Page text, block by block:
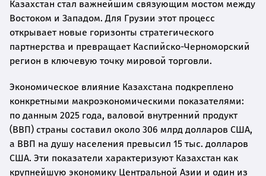
Казахстан стал важнейшим связующим мостом между
Востоком и Западом. Для Грузии этот процесс
открывает новые горизонты стратегического
партнерства и превращает Каспийско-Черноморский
регион в ключевую точку мировой торговли.
Экономическое влияние Казахстана подкреплено
конкретными макроэкономическими показателями:
по данным 2025 года, валовой внутренний продукт
(ВВП) страны составил около 306 млрд долларов США,
а ВВП на душу населения превысил 15 тыс. долларов
США. Эти показатели характеризуют Казахстан как
крупнейшую экономику Центральной Азии и один из